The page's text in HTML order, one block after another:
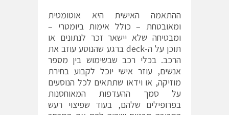
ההתאמה האישית היא אוטומטית
ומאובטחת – כולל אימות ביומטרי –
ומבטיחה שלא יישאר זכר לנתונים או
תוכן על ה-deck ברגע שהנוסע עוזב את
הרכב. בכלי רכב שבשימוש בין מספר
אנשים, עוזר אישי יוכל לקבוע בחירת
מוזיקה, או וידאו שתתאים לכל הנוסעים
על סמך ההעדפות המאוחסנות
בפרופילים שלהם, בעוד שפיצוי רעש